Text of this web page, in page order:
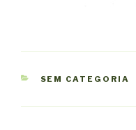
CATEGORIAS
SEM CATEGORIA